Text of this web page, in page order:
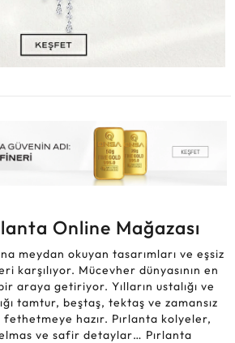
Online Mağazası
meydan okuyan tasarımları ve eşsiz
karşılıyor. Mücevher dünyasının en
araya getiriyor. Yılların ustalığı ve
tamtur, beştaş, tektaş ve zamansız
hazır. Pırlanta kolyeler,
ve safir detaylar… Pırlanta